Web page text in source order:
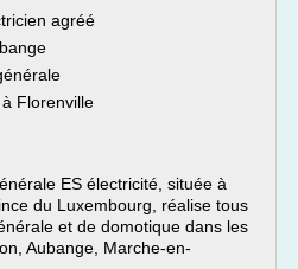
agréé
Florenville
ES électricité, située à
du Luxembourg, réalise tous
et de domotique dans les
Aubange, Marche-en-